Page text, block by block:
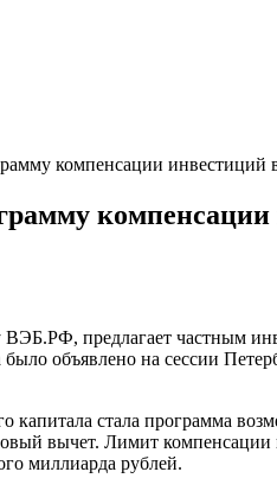
компенсации
предлагает частным
объявлено на сессии
стала программа
вычет. Лимит
миллиарда рублей.